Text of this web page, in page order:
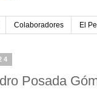
Colaboradores El
Posada